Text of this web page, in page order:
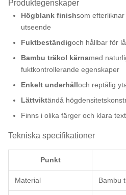
Produktegenskaper
Högblank finishsom
utseende
Fuktbeständigoch hållbar för
Bambu träkol kärnamed
fuktkontrollerande egenskaper
Enkelt underhålloch reptålig
Lättviktändå
Finns i olika färger och klara
Tekniska specifikationer
Punkt
Material Bambu